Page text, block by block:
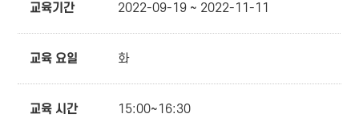
교육기간 2022-09-19 ~ 2022-11-11
교육 요일 화
교육 시간 15:00~16:30